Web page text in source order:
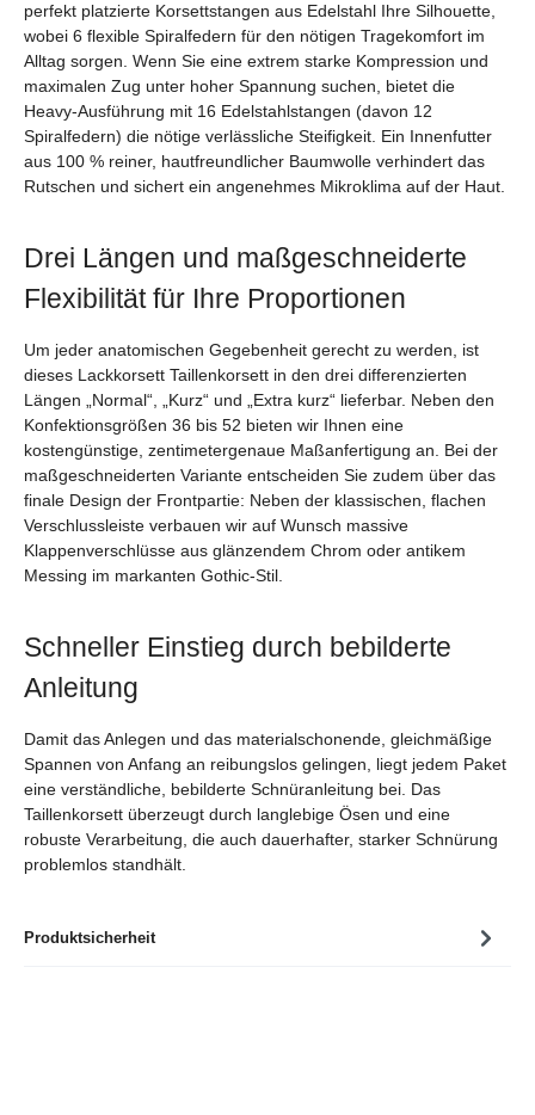
Produktsicherheit
perfekt platzierte Korsettstangen aus Edelstahl Ihre Silhouette,
wobei 6 flexible Spiralfedern für den nötigen Tragekomfort im
Alltag sorgen. Wenn Sie eine extrem starke Kompression und
maximalen Zug unter hoher Spannung suchen, bietet die
Heavy-Ausführung mit 16 Edelstahlstangen (davon 12
Spiralfedern) die nötige verlässliche Steifigkeit. Ein Innenfutter
aus 100 % reiner, hautfreundlicher Baumwolle verhindert das
Rutschen und sichert ein angenehmes Mikroklima auf der Haut.
Drei Längen und maßgeschneiderte
Flexibilität für Ihre Proportionen
Um jeder anatomischen Gegebenheit gerecht zu werden, ist
dieses Lackkorsett Taillenkorsett in den drei differenzierten
Längen „Normal“, „Kurz“ und „Extra kurz“ lieferbar. Neben den
Konfektionsgrößen 36 bis 52 bieten wir Ihnen eine
kostengünstige, zentimetergenaue Maßanfertigung an. Bei der
maßgeschneiderten Variante entscheiden Sie zudem über das
finale Design der Frontpartie: Neben der klassischen, flachen
Verschlussleiste verbauen wir auf Wunsch massive
Klappenverschlüsse aus glänzendem Chrom oder antikem
Messing im markanten Gothic-Stil.
Schneller Einstieg durch bebilderte
Anleitung
Damit das Anlegen und das materialschonende, gleichmäßige
Spannen von Anfang an reibungslos gelingen, liegt jedem Paket
eine verständliche, bebilderte Schnüranleitung bei. Das
Taillenkorsett überzeugt durch langlebige Ösen und eine
robuste Verarbeitung, die auch dauerhafter, starker Schnürung
problemlos standhält.